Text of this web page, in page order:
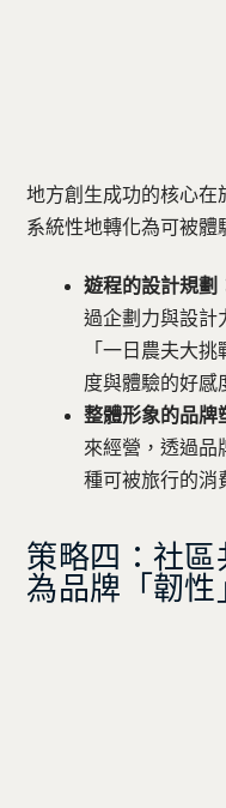
地方創生成功的核心在
系統性地轉化為可被體
遊程的設計規劃
過企劃力與設計
「一日農夫大
度與體驗的好感
整體形象的品牌
來經營，透過品
種可被旅行的消
策略四：社
為品牌「韌